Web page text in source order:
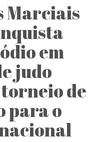
Marciais
em
judo
de
para o